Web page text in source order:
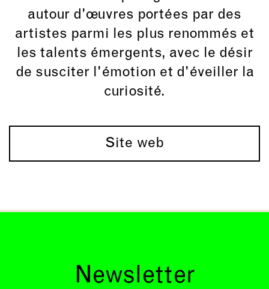
autour d'œuvres portées par des
artistes parmi les plus renommés et
les talents émergents, avec le désir
de susciter l'émotion et d'éveiller la
curiosité.
Site web
Newsletter